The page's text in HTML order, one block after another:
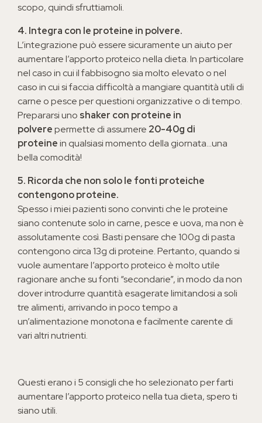
scopo, quindi sfruttiamoli.
4. Integra con le proteine in polvere.
L’integrazione può essere sicuramente un aiuto per
aumentare l’apporto proteico nella dieta. In particolare
nel caso in cui il fabbisogno sia molto elevato o nel
caso in cui si faccia difficoltà a mangiare quantità utili di
carne o pesce per questioni organizzative o di tempo.
Prepararsi uno shaker con proteine in
polverepermette di assumere 20-40g di
proteinein qualsiasi momento della giornata…una
bella comodità!
5. Ricorda che non solo le fonti proteiche
contengono proteine.
Spesso i miei pazienti sono convinti che le proteine
siano contenute solo in carne, pesce e uova, ma non è
assolutamente così. Basti pensare che 100g di pasta
contengono circa 13g di proteine. Pertanto, quando si
vuole aumentare l’apporto proteico è molto utile
ragionare anche su fonti “secondarie”, in modo da non
dover introdurre quantità esagerate limitandosi a soli
tre alimenti, arrivando in poco tempo a
un’alimentazione monotona e facilmente carente di
vari altri nutrienti.
Questi erano i 5 consigli che ho selezionato per farti
aumentare l’apporto proteico nella tua dieta, spero ti
siano utili.